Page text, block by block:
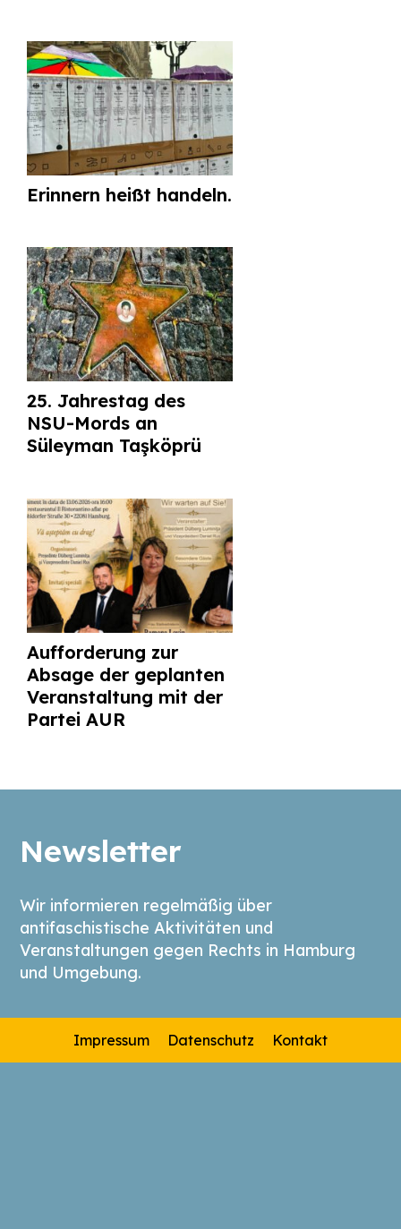
Erinnern heißt handeln.
25. Jahrestag des
NSU-Mords an
Süleyman Taşköprü
Aufforderung zur
Absage der geplanten
Veranstaltung mit der
Partei AUR
Newsletter
Wir informieren regelmäßig über
antifaschistische Aktivitäten und
Veranstaltungen gegen Rechts in Hamburg
und Umgebung.
Impressum Datenschutz Kontakt